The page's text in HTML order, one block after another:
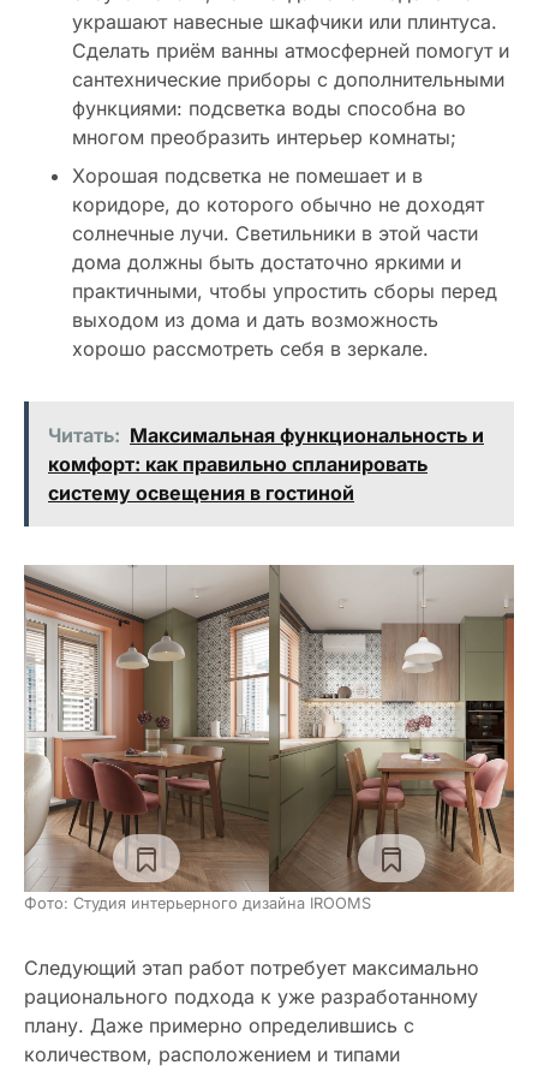
украшают навесные шкафчики или плинтуса.
Сделать приём ванны атмосферней помогут и
сантехнические приборы с дополнительными
функциями: подсветка воды способна во
многом преобразить интерьер комнаты;
Хорошая подсветка не помешает и в
коридоре, до которого обычно не доходят
солнечные лучи. Светильники в этой части
дома должны быть достаточно яркими и
практичными, чтобы упростить сборы перед
выходом из дома и дать возможность
хорошо рассмотреть себя в зеркале.
Читать: Максимальная функциональность и
комфорт: как правильно спланировать
систему освещения в гостиной
Фото: Студия интерьерного дизайна IROOMS
Следующий этап работ потребует максимально
рационального подхода к уже разработанному
плану. Даже примерно определившись с
количеством, расположением и типами